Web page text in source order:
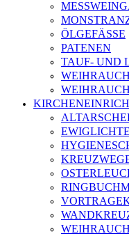
ÖLGEFÄSSE
PATENEN
TAUF- UND
EWIGLICHTE